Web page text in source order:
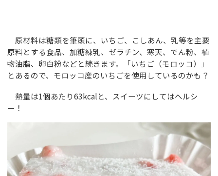
原材料は糖類を筆頭に、いちご、こしあん、乳等を主要
原料とする食品、加糖練乳、ゼラチン、寒天、でん粉、植
物油脂、卵白粉などと続きます。「いちご（モロッコ）」
とあるので、モロッコ産のいちごを使用しているのかも？
熱量は1個あたり63kcalと、スイーツにしてはヘルシ
ー！